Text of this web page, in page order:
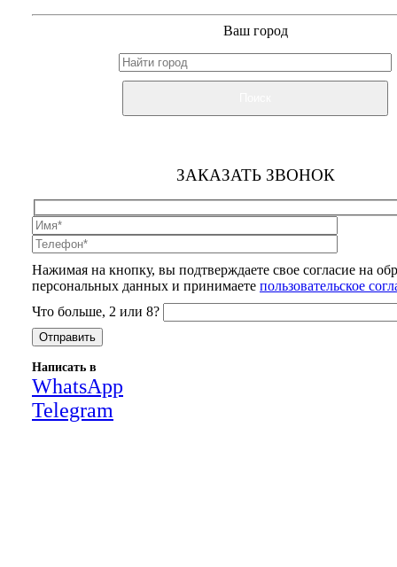
Ваш город
ЗАКАЗАТЬ ЗВОНОК
Нажимая на кнопку, вы подтверждаете свое согласие на
персональных данных и принимаете пользовательское
Что больше, 2 или 8?
Написать в
WhatsApp
Telegram